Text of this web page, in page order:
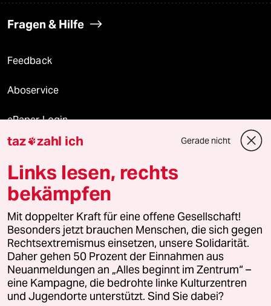
Fragen & Hilfe
Feedback
Aboservice
ePaper Login
Downloads für Abonnierende
© 2026 taz Verlags und Vertriebs GmbH
Alle Rechte vorbehalten. Bei rechtlichen Fragen oder für Genehmigungen
wenden Sie sich bitte an
lizenzen@taz.de
Feedback Redaktionsstatut Kommune-Richtlinien
Leitlinie Informant Datenschutz Impressum AGB
taz zahl ich Gerade nicht
Links lesen, rechts
bekämpfen
Mit doppelter Kraft für eine offene Gesellschaft!
Besonders jetzt brauchen Menschen, die sich gegen
Rechtsextremismus einsetzen, unsere Solidarität.
Daher gehen 50 Prozent der Einnahmen aus
Neuanmeldungen an „Alles beginnt im Zentrum“ –
eine Kampagne, die bedrohte linke Kulturzentren
und Jugendorte unterstützt. Sind Sie dabei?